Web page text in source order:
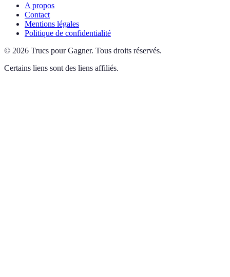
A propos
Contact
Mentions légales
Politique de confidentialité
© 2026 Trucs pour Gagner. Tous droits réservés.
Certains liens sont des liens affiliés.